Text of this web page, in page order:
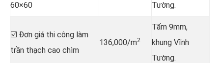
60×60
Tường.
☑️ Đơn giá thi công làm
trần thạch cao chìm
136,000/m2
Tấm 9mm,
khung Vĩnh
Tường.